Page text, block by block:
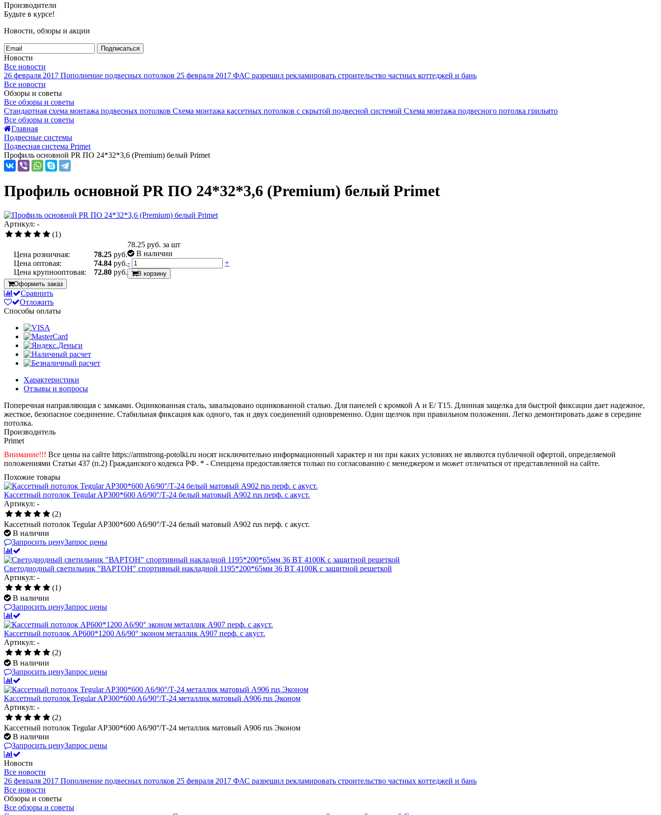
Производители
Будьте в курсе!
Новости, обзоры и акции
Подписаться
Новости
Все новости
26 февраля 2017 Пополнение подвесных потолков 25 февраля 2017 ФАС разрешил рекламировать строительство частных коттеджей и бань
Все новости
Обзоры и советы
Все обзоры и советы
Стандартная схема монтажа подвесных потолков Схема монтажа кассетных потолков с скрытой подвесной системой Схема монтажа подвесного потолка грильято
Все обзоры и советы
Главная
Подвесные системы
Подвесная система Primet
Профиль основной PR ПО 24*32*3,6 (Premium) белый Primet
Профиль основной PR ПО 24*32*3,6 (Premium) белый Primet
Артикул: -
(1)
Цена розничная: 78.25 руб.
Цена оптовая:
74.84 руб.
Цена крупнооптовая:
72.80 руб.
78.25 руб. за шт
В наличии
-
+
В корзину
Оформить заказ
Сравнить
Отложить
Способы оплаты
Характеристики
Отзывы и вопросы
Поперечная направляющая с замками. Оцинкованная сталь, завальцовано оцинкованной сталью. Для панелей с кромкой А и Е/ Т15. Длинная защелка для быстрой фиксации дает надежное,
жесткое, безопасное соединение. Стабильная фиксация как одного, так и двух соединений одновременно. Один щелчок при правильном положении. Легко демонтировать даже в середине
потолка.
Производитель
Primet
Внимание!!! Все цены на сайте https://armstrong-potolki.ru носят исключительно информационный характер и ни при каких условиях не являются публичной офертой, определяемой
положениями Статьи 437 (п.2) Гражданского кодекса РФ. * - Спеццена предоставляется только по согласованию с менеджером и может отличаться от представленной на сайте.
Похожие товары
Кассетный потолок Tegular AP300*600 A6/90°/Т-24 белый матовый А902 rus перф. с акуст.
Артикул: -
(2)
Кассетный потолок Tegular AP300*600 A6/90°/Т-24 белый матовый А902 rus перф. с акуст.
В наличии
Запросить ценуЗапрос цены
Светодиодный светильник "ВАРТОН" спортивный накладной 1195*200*65мм 36 ВТ 4100К с защитной решеткой
Артикул: -
(1)
В наличии
Запросить ценуЗапрос цены
Кассетный потолок AP600*1200 A6/90° эконом металлик А907 перф. с акуст.
Артикул: -
(2)
В наличии
Запросить ценуЗапрос цены
Кассетный потолок Tegular AP300*600 A6/90°/Т-24 металлик матовый А906 rus Эконом
Артикул: -
(2)
Кассетный потолок Tegular AP300*600 A6/90°/Т-24 металлик матовый А906 rus Эконом
В наличии
Запросить ценуЗапрос цены
Новости
Все новости
26 февраля 2017 Пополнение подвесных потолков 25 февраля 2017 ФАС разрешил рекламировать строительство частных коттеджей и бань
Все новости
Обзоры и советы
Все обзоры и советы